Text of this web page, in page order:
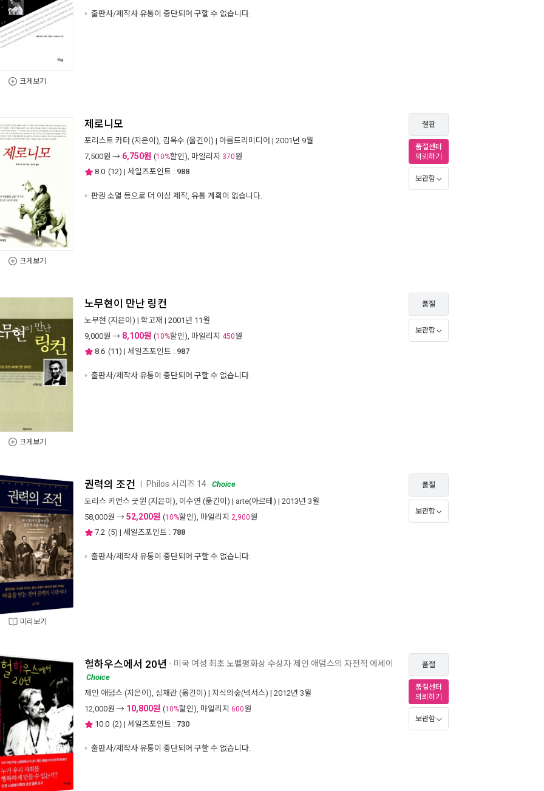
크게보기
출판사/제작사 유통이 중단되어 구할 수 없습니다.
크게보기
제로니모
포리스트 카터 (지은이), 김옥수 (옮긴이) | 아름드리미디어 | 2001년 9월
7,500원 → 6,750원 (10%할인), 마일리지 370원
8.0 (12) | 세일즈포인트 : 988
판권 소멸 등으로 더 이상 제작, 유통 계획이 없습니다.
절판
품절센터
의뢰하기
보관함
크게보기
노무현이 만난 링컨
노무현 (지은이) | 학고재 | 2001년 11월
9,000원 → 8,100원 (10%할인), 마일리지 450원
8.6 (11) | 세일즈포인트 : 987
출판사/제작사 유통이 중단되어 구할 수 없습니다.
품절
보관함
미리보기
권력의 조건 Philos 시리즈 14 Choice
도리스 키언스 굿윈 (지은이), 이수연 (옮긴이) | arte(아르테) | 2013년 3월
58,000원 → 52,200원 (10%할인), 마일리지 2,900원
7.2 (5) | 세일즈포인트 : 788
출판사/제작사 유통이 중단되어 구할 수 없습니다.
품절
보관함
헐하우스에서 20년 - 미국 여성 최초 노벨평화상 수상자 제인 애덤스의 자전적 에세이
Choice
제인 애덤스 (지은이), 심재관 (옮긴이) | 지식의숲(넥서스) | 2012년 3월
12,000원 → 10,800원 (10%할인), 마일리지 600원
10.0 (2) | 세일즈포인트 : 730
출판사/제작사 유통이 중단되어 구할 수 없습니다.
품절
품절센터
의뢰하기
보관함